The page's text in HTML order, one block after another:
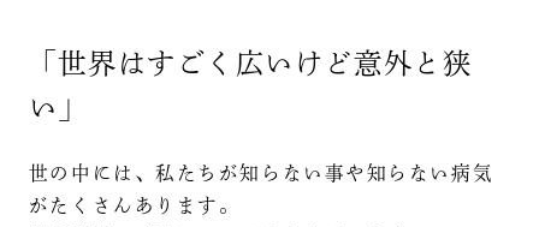
「世界はすごく広いけど意外と狭
い」
世の中には、私たちが知らない事や知らない病気
がたくさんあります。